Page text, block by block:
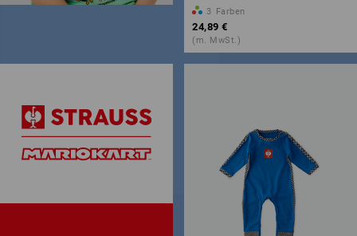
3 Farben
24,89 €
(m. MwSt.)